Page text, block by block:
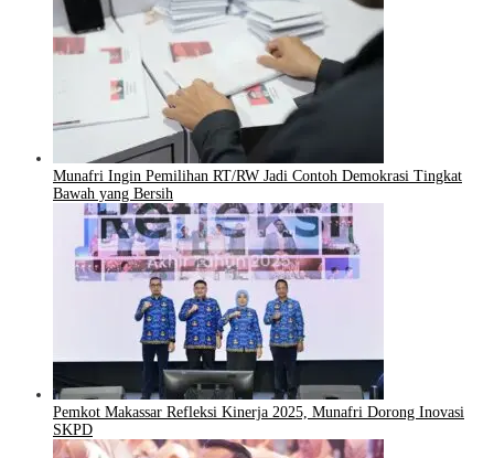
Munafri Ingin Pemilihan RT/RW Jadi Contoh Demokrasi Tingkat
Bawah yang Bersih
Pemkot Makassar Refleksi Kinerja 2025, Munafri Dorong Inovasi
SKPD